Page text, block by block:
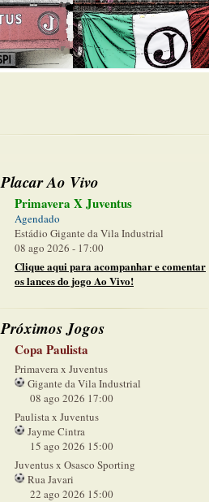
Placar Ao Vivo
Primavera X Juventus
Agendado
Estádio Gigante da Vila Industrial
08 ago 2026 - 17:00
Clique aqui para acompanhar e comentar
os lances do jogo Ao Vivo!
Próximos Jogos
Copa Paulista
Primavera x Juventus
Gigante da Vila Industrial
08 ago 2026 17:00
Paulista x Juventus
Jayme Cintra
15 ago 2026 15:00
Juventus x Osasco Sporting
Rua Javari
22 ago 2026 15:00